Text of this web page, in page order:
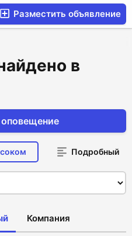
Разместить объявление
в
Подробный
Компания